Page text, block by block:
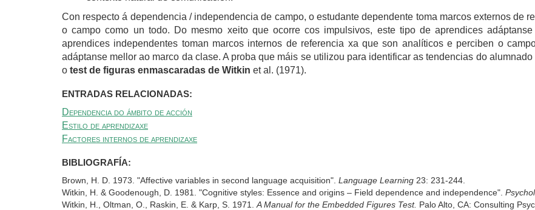
Con respecto á dependencia / independencia de campo, o estudante dependente toma marcos externos de
o campo como un todo. Do mesmo xeito que ocorre cos impulsivos, este tipo de aprendices
aprendices independentes toman marcos internos de referencia xa que son analíticos e perciben o
adáptanse mellor ao marco da clase. A proba que máis se utilizou para identificar as tendencias do
o test de figuras enmascaradas de Witkin et al. (1971).
ENTRADAS RELACIONADAS:
Dependencia do ámbito de acción
Estilo de aprendizaxe
Factores internos de aprendizaxe
BIBLIOGRAFÍA:
Brown, H. D. 1973. "Affective variables in second language acquisition". Language Learning 23: 231-244.
Witkin, H. & Goodenough, D. 1981. "Cognitive styles: Essence and origins – Field dependence and independence".
Witkin, H., Oltman, O., Raskin, E. & Karp, S. 1971. A Manual for the Embedded Figures Test. Palo Alto, CA: Consulting